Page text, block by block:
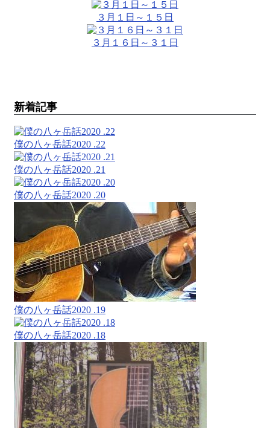
３月１日～１５日
３月１６日～３１日
新着記事
僕の八ヶ岳話2020 .22
僕の八ヶ岳話2020 .21
僕の八ヶ岳話2020 .20
僕の八ヶ岳話2020 .19
僕の八ヶ岳話2020 .18